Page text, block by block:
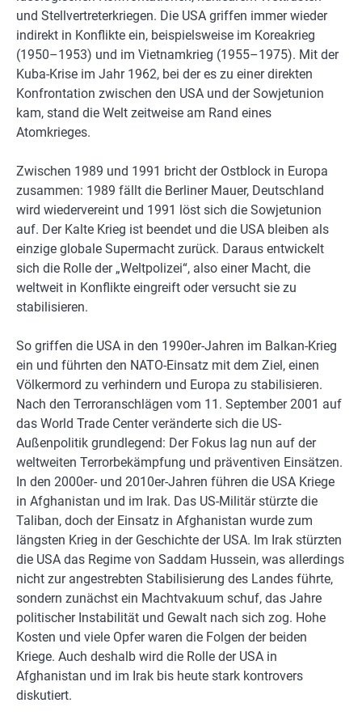
und Stellvertreterkriegen. Die USA griffen immer wieder
indirekt in Konflikte ein, beispielsweise im Koreakrieg
(1950–1953) und im Vietnamkrieg (1955–1975). Mit der
Kuba-Krise im Jahr 1962, bei der es zu einer direkten
Konfrontation zwischen den USA und der Sowjetunion
kam, stand die Welt zeitweise am Rand eines
Atomkrieges.
Zwischen 1989 und 1991 bricht der Ostblock in Europa
zusammen: 1989 fällt die Berliner Mauer, Deutschland
wird wiedervereint und 1991 löst sich die Sowjetunion
auf. Der Kalte Krieg ist beendet und die USA bleiben als
einzige globale Supermacht zurück. Daraus entwickelt
sich die Rolle der „Weltpolizei“, also einer Macht, die
weltweit in Konflikte eingreift oder versucht sie zu
stabilisieren.
So griffen die USA in den 1990er-Jahren im Balkan-Krieg
ein und führten den NATO-Einsatz mit dem Ziel, einen
Völkermord zu verhindern und Europa zu stabilisieren.
Nach den Terroranschlägen vom 11. September 2001 auf
das World Trade Center veränderte sich die US-
Außenpolitik grundlegend: Der Fokus lag nun auf der
weltweiten Terrorbekämpfung und präventiven Einsätzen.
In den 2000er- und 2010er-Jahren führen die USA Kriege
in Afghanistan und im Irak. Das US-Militär stürzte die
Taliban, doch der Einsatz in Afghanistan wurde zum
längsten Krieg in der Geschichte der USA. Im Irak stürzten
die USA das Regime von Saddam Hussein, was allerdings
nicht zur angestrebten Stabilisierung des Landes führte,
sondern zunächst ein Machtvakuum schuf, das Jahre
politischer Instabilität und Gewalt nach sich zog. Hohe
Kosten und viele Opfer waren die Folgen der beiden
Kriege. Auch deshalb wird die Rolle der USA in
Afghanistan und im Irak bis heute stark kontrovers
diskutiert.